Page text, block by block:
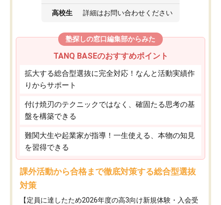
高校生 詳細はお問い合わせください
塾探しの窓口編集部からみた
TANQ BASEのおすすめポイント
拡大する総合型選抜に完全対応！なんと活動実績作
りからサポート
付け焼刃のテクニックではなく、確固たる思考の基
盤を構築できる
難関大生や起業家が指導！一生使える、本物の知見
を習得できる
課外活動から合格まで徹底対策する総合型選抜
対策
【定員に達したため2026年度の高3向け新規体験・入会受